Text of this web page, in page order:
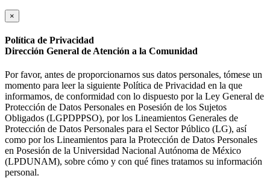
×
Política de Privacidad
Dirección General de Atención a la Comunidad
Por favor, antes de proporcionarnos sus datos personales, tómese un
momento para leer la siguiente Política de Privacidad en la que
informamos, de conformidad con lo dispuesto por la Ley General de
Protección de Datos Personales en Posesión de los Sujetos
Obligados (LGPDPPSO), por los Lineamientos Generales de
Protección de Datos Personales para el Sector Público (LG), así
como por los Lineamientos para la Protección de Datos Personales
en Posesión de la Universidad Nacional Autónoma de México
(LPDUNAM), sobre cómo y con qué fines tratamos su información
personal.